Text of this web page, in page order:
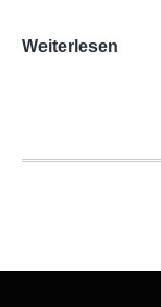
Weiterlesen